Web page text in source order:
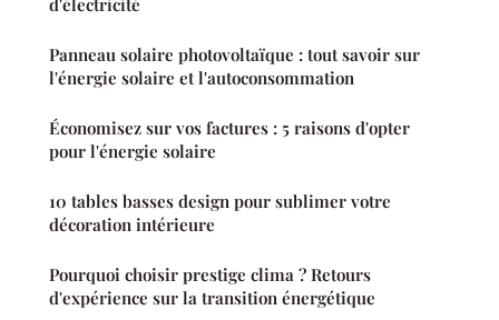
d'électricité
Panneau solaire photovoltaïque : tout savoir sur
l'énergie solaire et l'autoconsommation
Économisez sur vos factures : 5 raisons d'opter
pour l'énergie solaire
10 tables basses design pour sublimer votre
décoration intérieure
Pourquoi choisir prestige clima ? Retours
d'expérience sur la transition énergétique